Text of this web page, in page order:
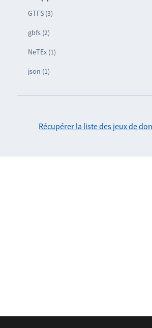
GTFS (3)
gbfs (2)
NeTEx (1)
json (1)
Récupérer la liste des jeux de